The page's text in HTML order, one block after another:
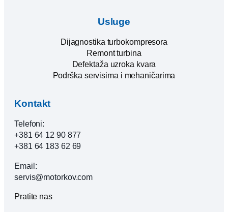
Usluge
Dijagnostika turbokompresora
Remont turbina
Defektaža uzroka kvara
Podrška servisima i mehaničarima
Kontakt
Telefoni:
+381 64 12 90 877
+381 64 183 62 69
Email:
servis@motorkov.com
Pratite nas